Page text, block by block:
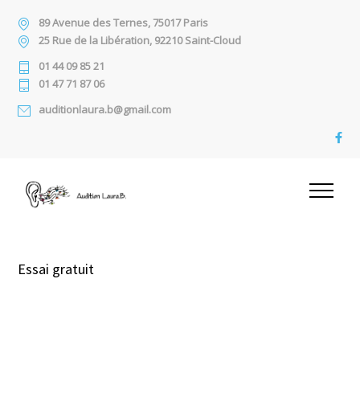
89 Avenue des Ternes, 75017 Paris
25 Rue de la Libération, 92210 Saint-Cloud
01 44 09 85 21
01 47 71 87 06
auditionlaura.b@gmail.com
Essai gratuit